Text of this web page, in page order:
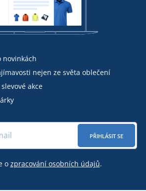
novinkách
nejen ze světa oblečení
akce
PŘIHLÁSIT SE
o zpracování osobních údajů.